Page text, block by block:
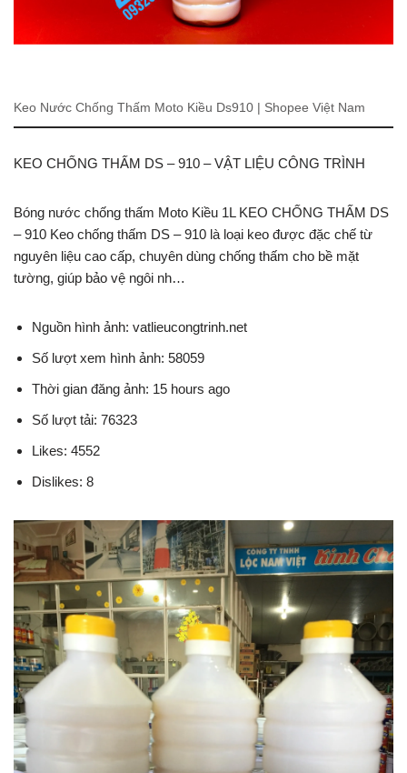
Keo Nước Chống Thấm Moto Kiều Ds910 | Shopee Việt Nam
KEO CHỐNG THẤM DS – 910 – VẬT LIỆU CÔNG TRÌNH
Bóng nước chống thấm Moto Kiều 1L KEO CHỐNG THẤM DS
– 910 Keo chống thấm DS – 910 là loại keo được đặc chế từ
nguyên liệu cao cấp, chuyên dùng chống thấm cho bề mặt
tường, giúp bảo vệ ngôi nh…
Nguồn hình ảnh: vatlieucongtrinh.net
Số lượt xem hình ảnh: 58059
Thời gian đăng ảnh: 15 hours ago
Số lượt tải: 76323
Likes: 4552
Dislikes: 8